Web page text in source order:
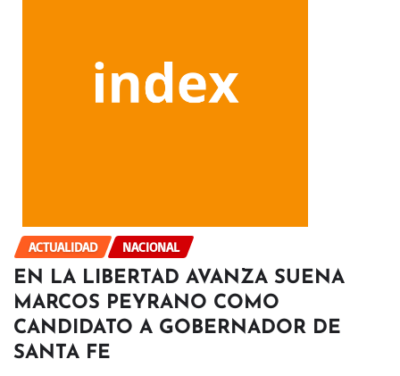
ACTUALIDAD NACIONAL
EN LA LIBERTAD AVANZA SUENA
MARCOS PEYRANO COMO
CANDIDATO A GOBERNADOR DE
SANTA FE